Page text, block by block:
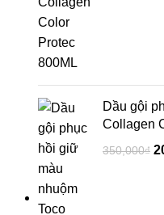
Dầu gội
Collagen
350,000₫